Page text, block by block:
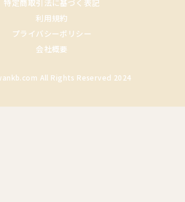
特定商取引法に基づく表記
利用規約
プライバシーポリシー
会社概要
All Rights Reserved 2024